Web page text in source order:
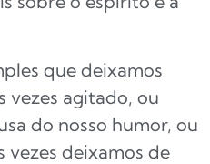
que deixamos
vezes agitado, ou
do nosso humor, ou
vezes deixamos de